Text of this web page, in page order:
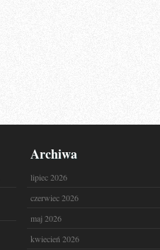
Archiwa
lipiec 2026
czerwiec 2026
maj 2026
kwiecień 2026